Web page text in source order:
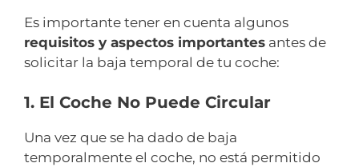
Es importante tener en cuenta algunos
requisitos y aspectos importantes antes de
solicitar la baja temporal de tu coche:
1. El Coche No Puede Circular
Una vez que se ha dado de baja
temporalmente el coche, no está permitido